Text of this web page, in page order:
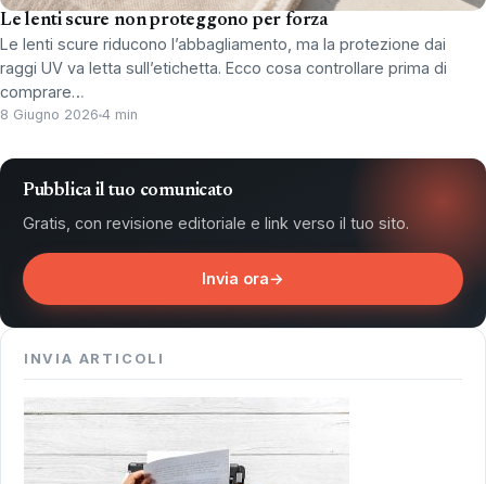
Le lenti scure non proteggono per forza
Le lenti scure riducono l’abbagliamento, ma la protezione dai
raggi UV va letta sull’etichetta. Ecco cosa controllare prima di
comprare…
8 Giugno 2026 4 min
Pubblica il tuo comunicato
Gratis, con revisione editoriale e link verso il tuo sito.
Invia ora→
INVIA ARTICOLI